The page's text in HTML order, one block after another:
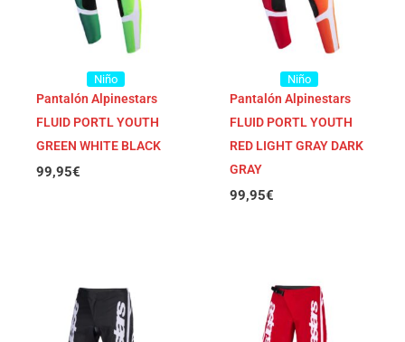
Niño
Pantalón Alpinestars
FLUID PORTL YOUTH
GREEN WHITE BLACK
99,95€
Niño
Pantalón Alpinestars
FLUID PORTL YOUTH
RED LIGHT GRAY DARK
GRAY
99,95€